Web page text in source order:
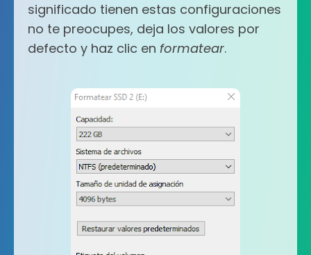
significado tienen estas configuraciones
no te preocupes, deja los valores por
defecto y haz clic en formatear.